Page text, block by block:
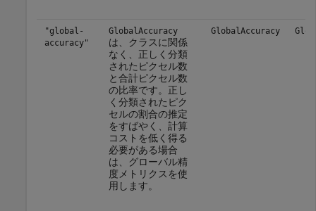
"global-
accuracy"
GlobalAccuracy
は、クラスに関係
なく、正しく分類
されたピクセル数
と合計ピクセル数
の比率です。正し
く分類されたピク
セルの割合の推定
をすばやく、計算
コストを低く得る
必要がある場合
は、グローバル精
度メトリクスを使
用します。
GlobalAccuracy